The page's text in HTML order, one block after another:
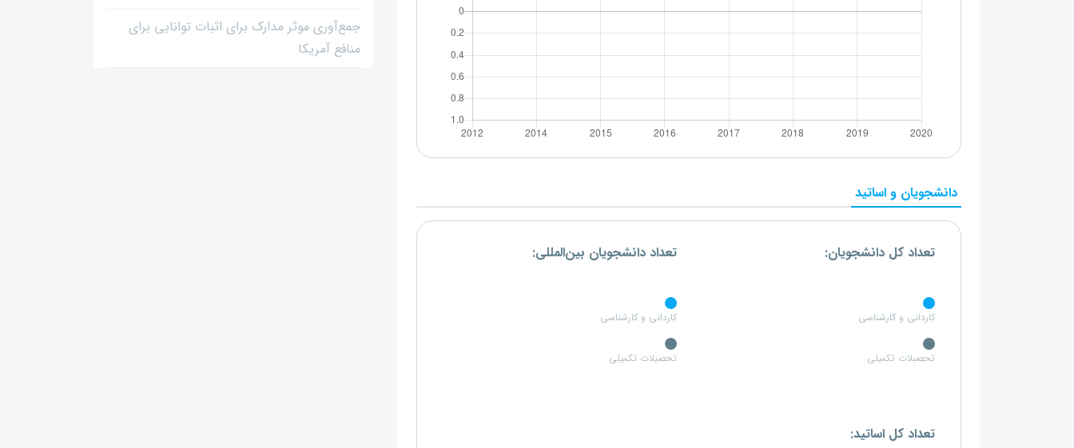
دانشجویان و اساتید
تعداد کل دانشجویان:
کاردانی و کارشناسی
تحصبلات تکمیلی
تعداد دانشجویان بین‌المللی:
کاردانی و کارشناسی
تحصبلات تکمیلی
تعداد کل اساتید:
جمع‌آوری موثر مدارک برای اثبات توانایی برای
منافع آمریکا